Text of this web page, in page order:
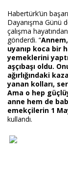
Habertürk’ün
Dayanışma Günü
çalışma
gönderdi. “
uyanıp koca bir
yemeklerini
aşçıbaşı oldu.
ağırlığındaki
yanan kolları,
Ama o hep
anne hem de
emekçilerin 1
kullandı.